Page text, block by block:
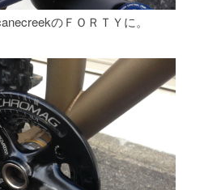
のＦＯＲＴＹに。